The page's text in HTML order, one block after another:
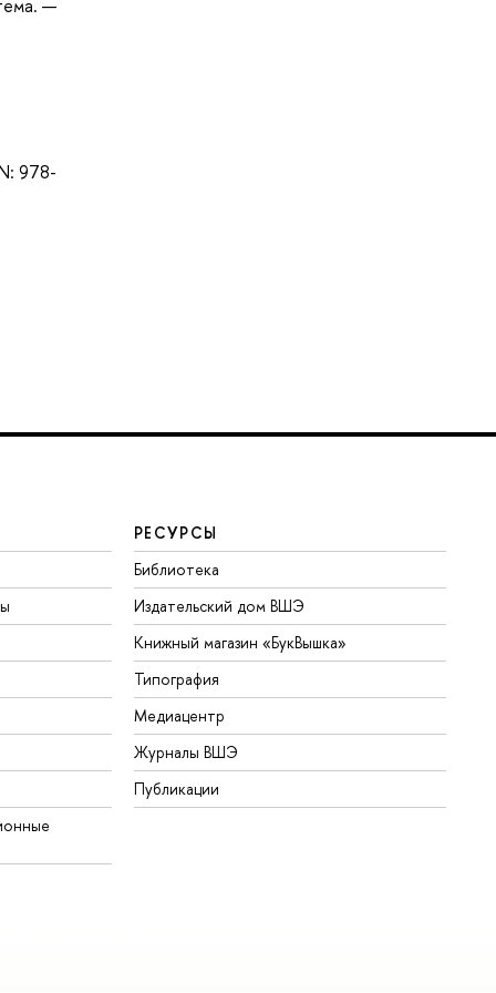
—
978-
РЕСУРСЫ
Библиотека
Издательский дом ВШЭ
Книжный магазин «БукВышка»
Типография
Медиацентр
Журналы ВШЭ
Публикации